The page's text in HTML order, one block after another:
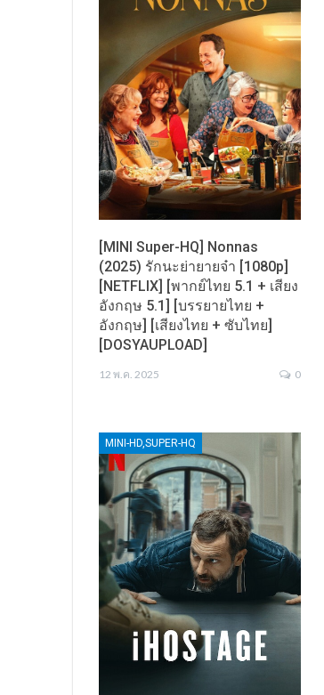
[MINI Super-HQ] Nonnas
(2025) รักนะย่ายายจ๋า [1080p]
[NETFLIX] [พากย์ไทย 5.1 + เสียง
อังกฤษ 5.1] [บรรยายไทย +
อังกฤษ] [เสียงไทย + ซับไทย]
[DOSYAUPLOAD]
12 พ.ค. 2025 0
MINI-HD,SUPER-HQ